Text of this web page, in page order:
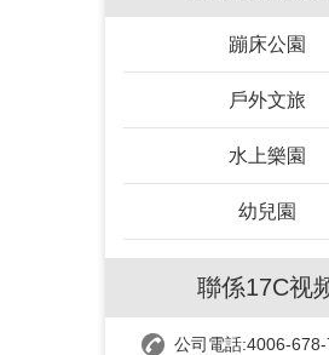
蹦床公園
戶外文旅
水上樂園
幼兒園
聯係17C视
公司電話:4006-